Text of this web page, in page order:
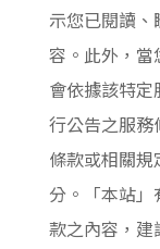
示您已閱讀
容。此外，
會依據該特
行公告之服
條款或相關
分。「本站
款之內容，